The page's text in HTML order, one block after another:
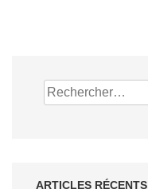
Rechercher :
ARTICLES RÉCENTS